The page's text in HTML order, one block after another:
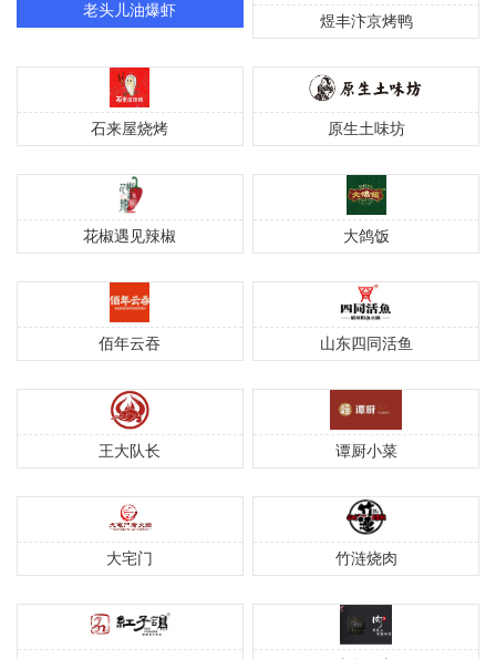
老头儿油爆虾
煜丰汴京烤鸭
石来屋烧烤 原生土味坊
花椒遇见辣椒 大鸽饭
佰年云吞 山东四同活鱼
王大队长 谭厨小菜
大宅门 竹涟烧肉